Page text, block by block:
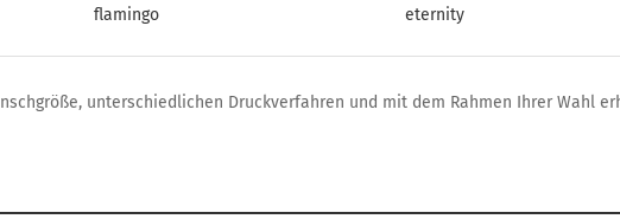
flamingo eternity
unterschiedlichen Druckverfahren und mit dem Rahmen Ihrer Wahl